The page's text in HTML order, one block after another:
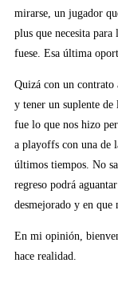
mirarse, un jugador
plus que necesita para
fuese. Esa última
Quizá con un
y tener un suplente
fue lo que nos hizo
a playoffs con una de
últimos tiempos. No
regreso podrá
desmejorado y en que
En mi opinión,
hace realidad.